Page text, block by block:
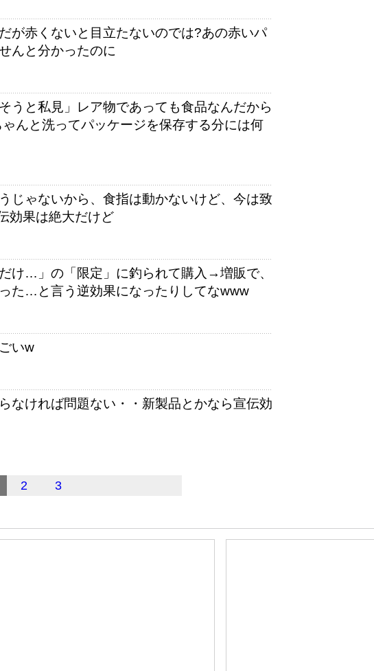
が赤くないと目立たないのでは?あの赤いパ
んと分かったのに
うと私見」レア物であっても食品なんだから
んと洗ってパッケージを保存する分には何
じゃないから、食指は動かないけど、今は致
効果は絶大だけど
け…」の「限定」に釣られて購入→増販で、
た…と言う逆効果になったりしてなwww
いw
なければ問題ない・・新製品とかなら宣伝効
2 3